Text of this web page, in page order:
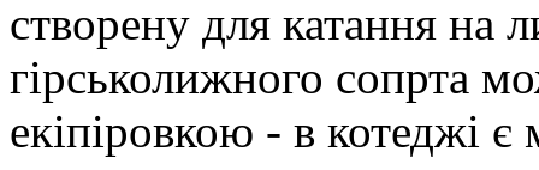
створену для катання на
гірськолижного сопрта
екіпіровкою - в котеджі